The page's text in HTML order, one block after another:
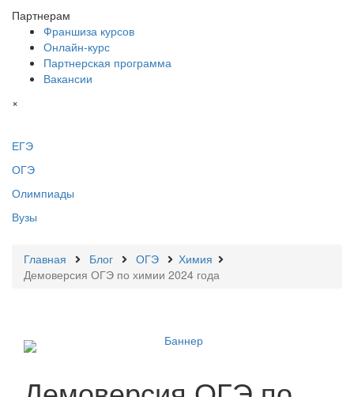
Партнерам
Франшиза курсов
Онлайн-курс
Партнерская программа
Вакансии
×
ЕГЭ
ОГЭ
Олимпиады
Вузы
Главная Блог ОГЭ
Химия
Демоверсия ОГЭ по химии 2024 года